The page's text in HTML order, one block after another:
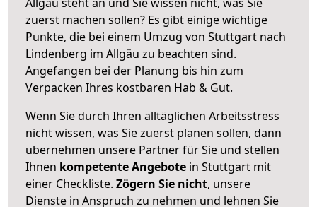
zuerst machen sollen? Es gibt einige wichtige
Punkte, die bei einem Umzug von Stuttgart nach
Lindenberg im Allgäu zu beachten sind.
Angefangen bei der Planung bis hin zum
Verpacken Ihres kostbaren Hab & Gut.
Wenn Sie durch Ihren alltäglichen Arbeitsstress
nicht wissen, was Sie zuerst planen sollen, dann
übernehmen unsere Partner für Sie und stellen
Ihnen kompetente Angebote in Stuttgart mit
einer Checkliste. Zögern Sie nicht, unsere
Dienste in Anspruch zu nehmen und lehnen Sie